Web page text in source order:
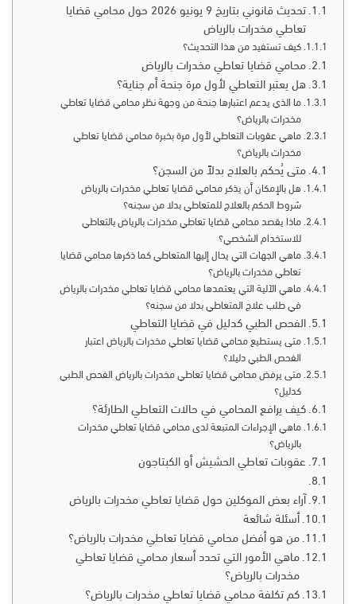
تحديث قانوني بتاريخ 9 يونيو 2026 حول محامي قضايا
تعاطي مخدرات بالرياض
كيف تستفيد من هذا التحديث؟
محامي قضايا تعاطي مخدرات بالرياض
هل يعتبر التعاطي لأول مرة جنحة أم جناية؟
ما الذي يدعم اعتبارها جنحة من وجهة نظر محامي قضايا تعاطي
مخدرات بالرياض؟
ماهي عقوبات التعاطي لأول مرة بخبرة محامي قضايا تعاطي
مخدرات بالرياض؟
متى يُحكم بالعلاج بدلاً من السجن؟
هل بالإمكان أن يذكر محامي قضايا تعاطي مخدرات بالرياض
شروط الحكم بالعلاج للمتعاطي بدلا من سجنه؟
ماذا يقصد محامي قضايا تعاطي مخدرات بالرياض بالتعاطي
للاستخدام الشخصي؟
ماهي الجهات التي يحال إليها المتعاطي كما ذكرها محامي قضايا
تعاطي مخدرات بالرياض؟
ماهي الآلية التي يعتمدها محامي قضايا تعاطي مخدرات بالرياض
في طلب علاج المتعاطي بدلا من سجنه؟
الفحص الطبي كدليل في قضايا التعاطي
متى يستطيع محامي قضايا تعاطي مخدرات بالرياض اعتبار
الفحص الطبي دليلا؟
متى يرفض محامي قضايا تعاطي مخدرات بالرياض الفحص الطبي
كدليل؟
كيف يرافع المحامي في حالات التعاطي الطارئة؟
ماهي الإجراءات المتبعة لدى محامي قضايا تعاطي مخدرات
بالرياض؟
عقوبات تعاطي الحشيش أو الكبتاجون
آراء بعض الموكلين حول قضايا تعاطي مخدرات بالرياض
أسئلة شائعة
من هو أفضل محامي قضايا تعاطي مخدرات بالرياض؟
ماهي الأمور التي تحدد أسعار محامي قضايا تعاطي
مخدرات بالرياض؟
كم تكلفة محامي قضايا تعاطي مخدرات بالرياض؟